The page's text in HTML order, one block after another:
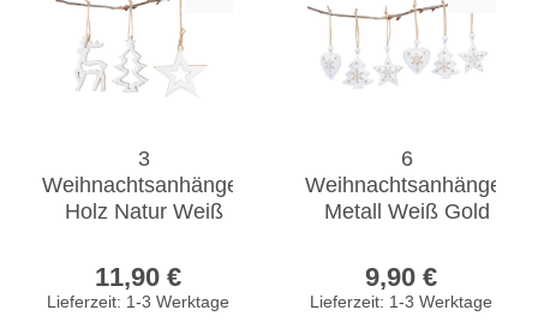
3
Weihnachtsanhänger
Holz Natur Weiß
Weihnachtsbaum
Stern Hirsch Deko
11,90 €
Lieferzeit: 1-3 Werktage
6
Weihnachtsanhänger
Metall Weiß Gold
Weihnachtsbaum
Stern Herz Deko
9,90 €
Lieferzeit: 1-3 Werktage